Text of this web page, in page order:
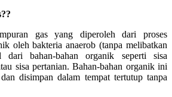
gas yang diperoleh dari proses
oleh bakteria anaerob (tanpa melibatkan
dari bahan-bahan organik seperti sisa
sisa pertanian. Bahan-bahan organik ini
disimpan dalam tempat tertutup tanpa